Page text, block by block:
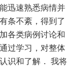
迅速熟悉病情并
条不紊，得到了
各类病例讨论和
过学习，对整体
识和了解． 我将